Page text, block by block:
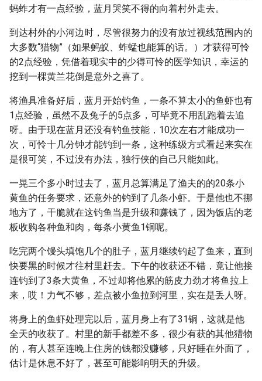
蚂蚱才有一点经验，蓝月哭笑不得的向着村外走去。
到达村外的小河边时，尽管很努力的没有放过视线范围内的
大多数“猎物”（如果蚂蚁、蚱蜢也能算的话。）才获得可怜
的2点经验，凭借着现实中的少得可怜的医学知识，幸运的
挖到一棵黄兰花倒是意外之喜了。
将渔具准备好后，蓝月开始钓鱼，一条不算太小的鱼虾也有
1点经验，虽然不及兔子的5点多，可毕竟不用乱跑着去追
呀。由于现在蓝月还没有钓鱼技能，10次左右才能成功一
次，可怜十几分钟才能钓到一条，这种练级方式看起来实在
是很可笑，不过没有办法，独行侠的自己只能如此。
一晃三个多小时过去了，蓝月总算满足了渔夫的的20条小
黄鱼的任务要求，还意外的钓到了几条小虾。于是他也不挪
地方了，干脆就在这钓鱼当是升级和赚钱了，因为饭店的老
板收购各种鱼和肉，每条小黄鱼1铜呢。
吃完两个馒头填饱几个的肚子，蓝月继续钓起了鱼来，直到
快要黑的时候才往村里赶去。下午的收获还不错，竟让他接
连钓到了3条大黄鱼，不过却将他累的筋皮力劲才将鱼拉上
来，哎！力气不够，差点被小鱼拉到河里，实在是丢人呀。
将身上的鱼虾处理完以后，蓝月身上有了31铜，这就是他
全天的收获了。村里的新手都差不多，很少有获的其他猎物
的，有人甚至连晚上住房的钱都没赚够，只好睡在外面了，
估计是休息不好了，甚至可能影响明天的升级。